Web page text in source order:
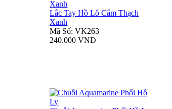
Lắc Tay Hồ Lô Cẩm Thạch
Xanh
Mã Số: VK263
240.000 VNĐ